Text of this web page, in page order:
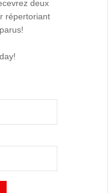
deux
répertoriant